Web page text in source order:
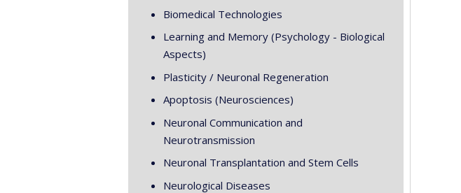
Biomedical Technologies
Learning and Memory (Psychology - Biological
Aspects)
Plasticity / Neuronal Regeneration
Apoptosis (Neurosciences)
Neuronal Communication and
Neurotransmission
Neuronal Transplantation and Stem Cells
Neurological Diseases